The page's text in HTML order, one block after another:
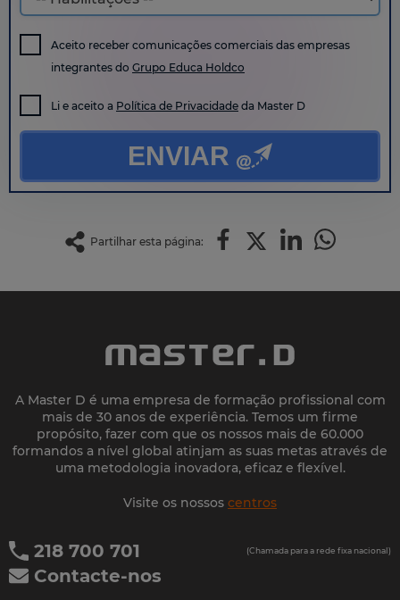
Aceito receber comunicações comerciais das empresas
integrantes do Grupo Educa Holdco
Li e aceito a Política de Privacidade da Master D
ENVIAR
Partilhar esta página:
A Master D é uma empresa de formação profissional com
mais de 30 anos de experiência. Temos um firme
propósito, fazer com que os nossos mais de 60.000
formandos a nível global atinjam as suas metas através de
uma metodologia inovadora, eficaz e flexível.
Visite os nossos centros
218 700 701 (Chamada para a rede fixa nacional)
Contacte-nos